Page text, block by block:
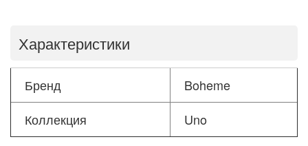
Характеристики
Бренд
Boheme
Коллекция
Uno